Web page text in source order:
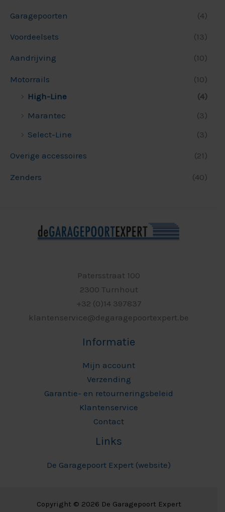
Garagepoorten (4)
Voordeelsets (13)
Aandrijving (10)
Motorrails
(10)
High-Line
(4)
Marantec
(3)
Select-Line
(3)
Overige accessoires (21)
Zenders (40)
Patersstraat 100
2300 Turnhout
+32 (0)14 397837
klantenservice@degaragepoortexpert.be
Informatie
Mijn account
Verzending
Garantie- en retourneringsbeleid
Klantenservice
Contact
Links
De Garagepoort Expert (website)
Copyright © 2026 De Garagepoort Expert